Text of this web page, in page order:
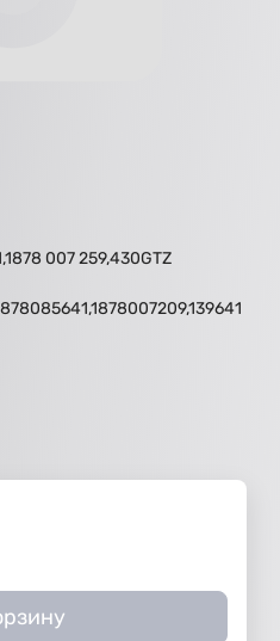
007 259,430GTZ